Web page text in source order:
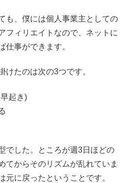
も、僕には個人事業主としての
フィリエイトなので、ネットに
仕事ができます。
けたのは次の3つです。
起き)
でした。ところが週3日ほどの
てからそのリズムが乱れていま
元に戻ったということです。